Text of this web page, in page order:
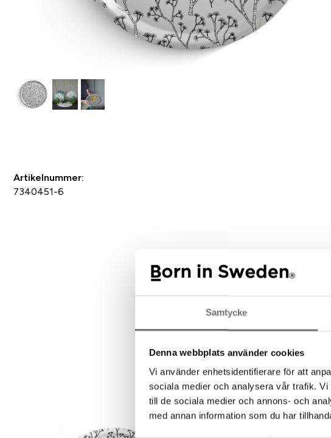
Samtycke
Denna webbplats använder cookies
Vi använder enhetsidentifierare för att
sociala medier och analysera vår trafik.
till de sociala medier och annons- och
med annan information som du har
Artikelnummer:
7340451-6